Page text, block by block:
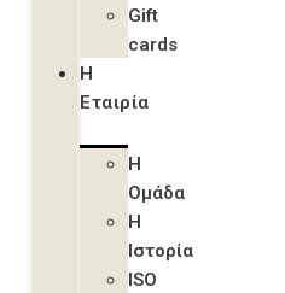
Gift
cards
Η
Εταιρία
Η
Ομάδα
Η
Ιστορία
ISO